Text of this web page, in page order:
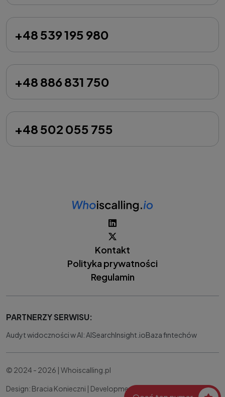
+48 539 195 980
+48 886 831 750
+48 502 055 755
Kontakt
Polityka prywatności
Regulamin
PARTNERZY SERWISU:
Audyt widoczności w AI: AISearchInsight.ioBaza fintechów
© 2024 - 2026 | Whoiscalling.pl
Design: Bracia Konieczni | Development: